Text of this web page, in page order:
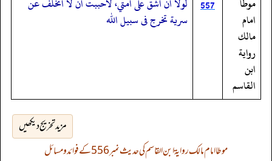
امام
مالك
رواية
ابن
القاسم
557
سرية تخرج فى سبيل الله
مزید تخریج دیکھیں
موطا امام مالک روایۃ ابن القاسم کی حدیث نمبر 556 کے فوائد و مسائل